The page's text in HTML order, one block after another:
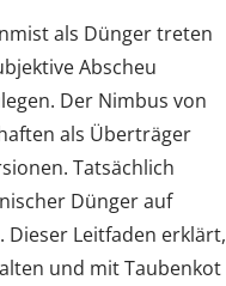
als Dünger treten
Abscheu
Der Nimbus von
als Überträger
Tatsächlich
Dünger auf
Leitfaden erklärt,
und mit Taubenkot